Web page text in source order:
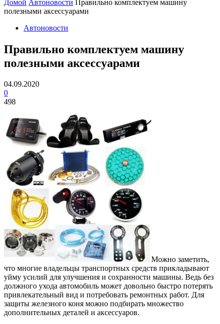
Домой Автоновости
Правильно комплектуем машину
полезными аксессуарами
Автоновости
Правильно комплектуем машину
полезными аксессуарами
04.09.2020
0
498
Можно заметить,
что многие владельцы транспортных средств прикладывают
уйму усилий для улучшения и сохранности машины. Ведь без
должного ухода автомобиль может довольно быстро потерять
привлекательный вид и потребовать ремонтных работ. Для
защиты железного коня можно подбирать множество
дополнительных деталей и аксессуаров.